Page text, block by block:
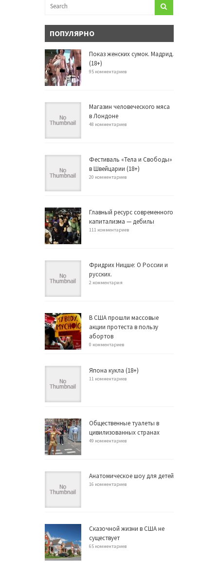
ПОПУЛЯРНО
Показ женских сумок. Мадрид.
(18+)
95 комментариев
Магазин человеческого мяса
в Лондоне
48 комментариев
Фестиваль «Тела и Свободы»
в Швейцарии (18+)
20 комментариев
Главный ресурс современного
капитализма — дебилы
111 комментариев
Фридрих Ницше: О России и
русских.
2 комментария
В США прошли массовые
акции протеста в пользу
абортов
0 комментариев
Япона кукла (18+)
11 комментариев
Общественные туалеты в
цивилизованных странах
49 комментариев
Анатомическое шоу для детей
16 комментариев
Сказочной жизни в США не
существует
65 комментариев